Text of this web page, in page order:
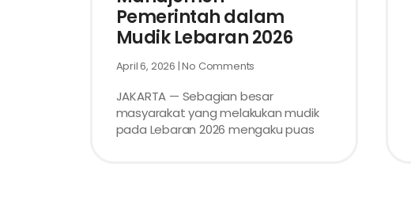
Pemerintah dalam
Mudik Lebaran 2026
April 6, 2026 No Comments
JAKARTA — Sebagian besar
masyarakat yang melakukan mudik
pada Lebaran 2026 mengaku puas